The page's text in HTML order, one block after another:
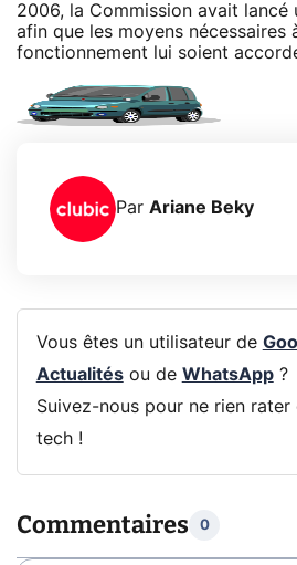
2006, la Commission avait lancé
afin que les moyens nécessaires
fonctionnement lui soient
Par Ariane Beky
Vous êtes un utilisateur de
Actualitésou de WhatsApp?
Suivez-nous pour ne rien rater
tech !
Commentaires 0